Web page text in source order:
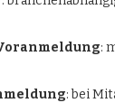
:
: bei